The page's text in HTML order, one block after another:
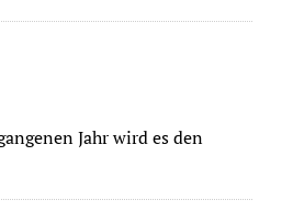
Jahr wird es den